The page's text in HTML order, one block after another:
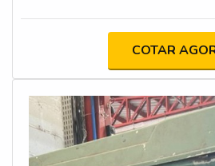
segurança, atualização da
riscos de acidentes e assegurar
estejam em conformidade com os
técnicos.
COTAR